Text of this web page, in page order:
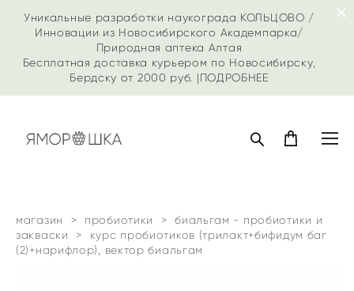
Уникальные разработки наукограда КОЛЬЦОВО /
Инновации из Новосибирского Академпарка/
Природная аптека Алтая
Бесплатная доставка курьером по Новосибирску,
Бердску от 2000 руб. |ПОДРОБНЕЕ
магазин > пробиотики > биальгам - пробиотики и
закваски
>
курс пробиотиков (трилакт+бифидум баг
(2)+нарифлор), вектор биальгам